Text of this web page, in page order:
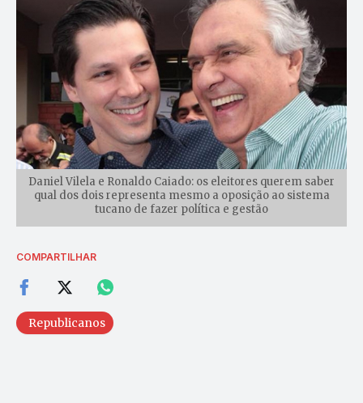
Daniel Vilela e Ronaldo Caiado: os eleitores querem saber
qual dos dois representa mesmo a oposição ao sistema
tucano de fazer política e gestão
COMPARTILHAR
Republicanos